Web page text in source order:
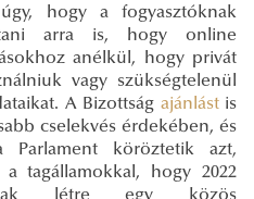
hogy a fogyasztóknak
arra is, hogy online
anélkül, hogy privát
vagy szükségtelenül
A Bizottság ajánlástis
cselekvés érdekében, és
köröztetik azt,
tagállamokkal, hogy 2022
létre egy közös